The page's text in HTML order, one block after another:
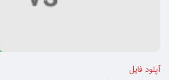
آپلود فایل